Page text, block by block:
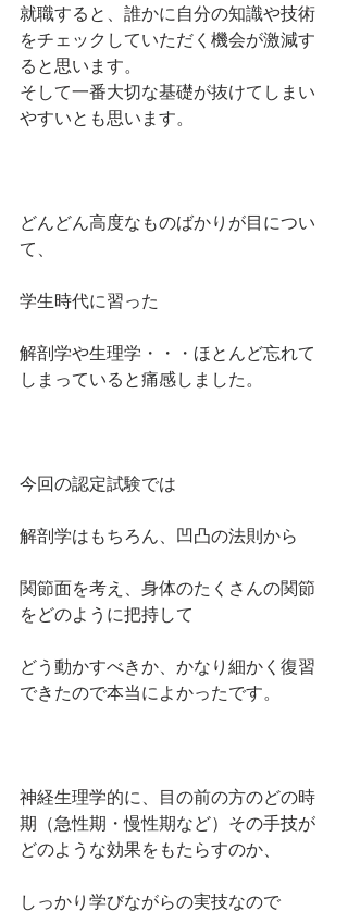
就職すると、誰かに自分の知識や技術
をチェックしていただく機会が激減す
ると思います。
そして一番大切な基礎が抜けてしまい
やすいとも思います。
どんどん高度なものばかりが目につい
て、
学生時代に習った
解剖学や生理学・・・ほとんど忘れて
しまっていると痛感しました。
今回の認定試験では
解剖学はもちろん、凹凸の法則から
関節面を考え、身体のたくさんの関節
をどのように把持して
どう動かすべきか、かなり細かく復習
できたので本当によかったです。
神経生理学的に、目の前の方のどの時
期（急性期・慢性期など）その手技が
どのような効果をもたらすのか、
しっかり学びながらの実技なので